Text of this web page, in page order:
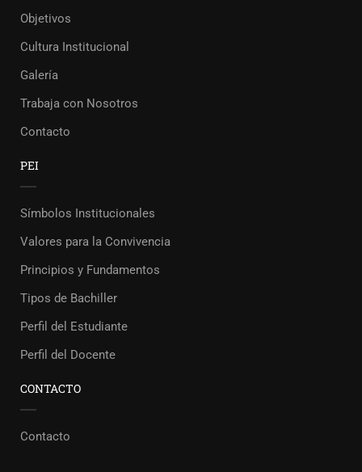
Objetivos
Cultura Institucional
Galería
Trabaja con Nosotros
Contacto
PEI
Símbolos Institucionales
Valores para la Convivencia
Principios y Fundamentos
Tipos de Bachiller
Perfil del Estudiante
Perfil del Docente
CONTACTO
Contacto